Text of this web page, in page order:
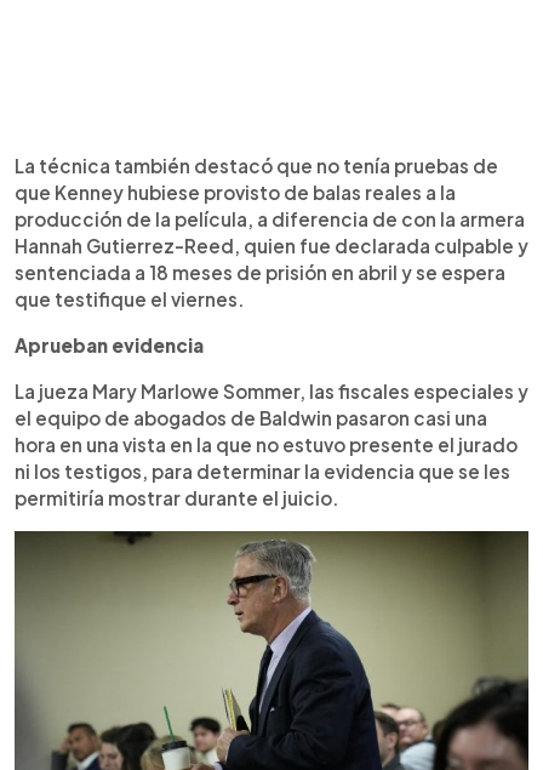
La técnica también destacó que no tenía pruebas de
que Kenney hubiese provisto de balas reales a la
producción de la película, a diferencia de con la armera
Hannah Gutierrez-Reed, quien fue declarada culpable y
sentenciada a 18 meses de prisión en abril y se espera
que testifique el viernes.
Aprueban evidencia
La jueza Mary Marlowe Sommer, las fiscales especiales y
el equipo de abogados de Baldwin pasaron casi una
hora en una vista en la que no estuvo presente el jurado
ni los testigos, para determinar la evidencia que se les
permitiría mostrar durante el juicio.